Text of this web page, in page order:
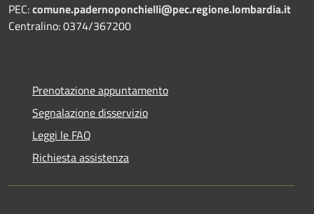
PEC:comune.padernoponchielli@pec.regione.lombardia.it
Centralino: 0374/367200
Prenotazione appuntamento
Segnalazione disservizio
Leggi le FAQ
Richiesta assistenza